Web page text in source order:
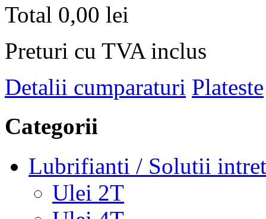
Total 0,00 lei
Preturi cu TVA inclus
Detalii cumparaturi Plateste
Categorii
Lubrifianti / Solutii
Ulei 2T